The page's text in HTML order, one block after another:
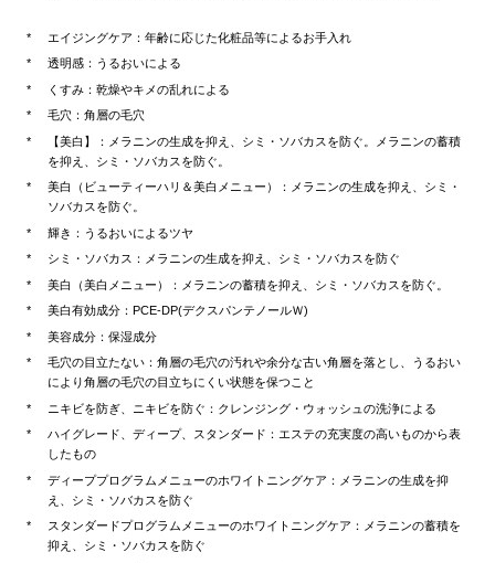
エイジングケア：年齢に応じた化粧品等によるお手入れ
透明感：うるおいによる
くすみ：乾燥やキメの乱れによる
毛穴：角層の毛穴
【美白】：メラニンの生成を抑え、シミ・ソバカスを防ぐ。メラニンの蓄積
を抑え、シミ・ソバカスを防ぐ。
美白（ビューティーハリ＆美白メニュー）：メラニンの生成を抑え、シミ・
ソバカスを防ぐ。
輝き：うるおいによるツヤ
シミ・ソバカス：メラニンの生成を抑え、シミ・ソバカスを防ぐ
美白（美白メニュー）：メラニンの蓄積を抑え、シミ・ソバカスを防ぐ。
美白有効成分：PCE-DP(デクスパンテノールＷ)
美容成分：保湿成分
毛穴の目立たない：角層の毛穴の汚れや余分な古い角層を落とし、うるおい
により角層の毛穴の目立ちにくい状態を保つこと
ニキビを防ぎ、ニキビを防ぐ：クレンジング・ウォッシュの洗浄による
ハイグレード、ディープ、スタンダード：エステの充実度の高いものから表
したもの
ディーププログラムメニューのホワイトニングケア：メラニンの生成を抑
え、シミ・ソバカスを防ぐ
スタンダードプログラムメニューのホワイトニングケア：メラニンの蓄積を
抑え、シミ・ソバカスを防ぐ